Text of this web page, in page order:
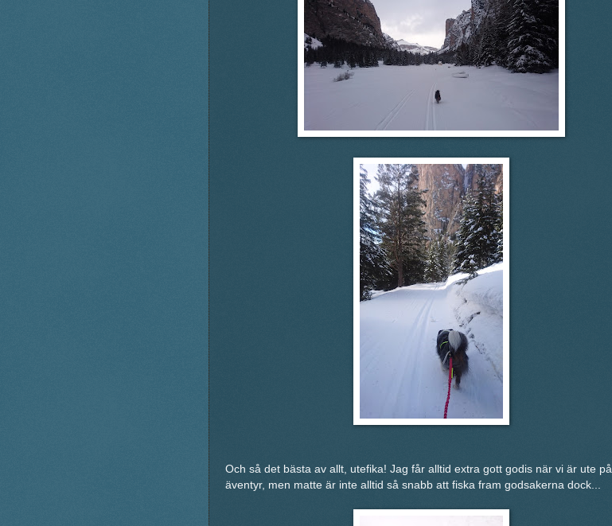
Och så det bästa av allt, utefika! Jag får alltid extra gott godis när vi är ute på
äventyr, men matte är inte alltid så snabb att fiska fram godsakerna dock...